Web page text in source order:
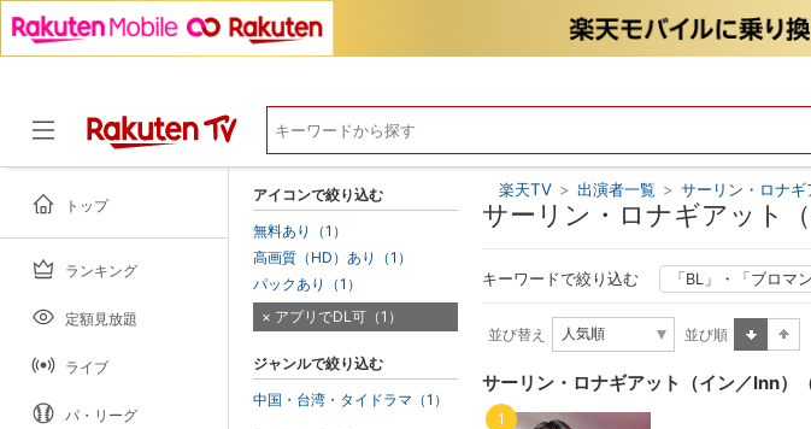
トップ
ランキング
定額見放題
ライブ
パ・リーグ
楽天TV > 出演者一覧 > サーリン・ロナギ
サーリン・ロナギアット
キーワードで絞り込む 「BL」・「ブロマ
並び替え
並び順
サーリン・ロナギアット（イン／Inn）
1
アイコンで絞り込む
無料あり（1）
高画質（HD）あり（1）
パックあり（1）
アプリでDL可（1）
ジャンルで絞り込む
中国・台湾・タイドラマ（1）